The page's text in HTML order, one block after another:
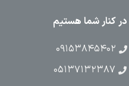
۰۹۱۵۳۸۴۵۴۰۲
۰۵۱۳۷۱۳۲۳۸۷